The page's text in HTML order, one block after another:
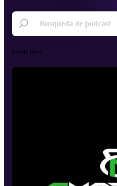
Estado físico